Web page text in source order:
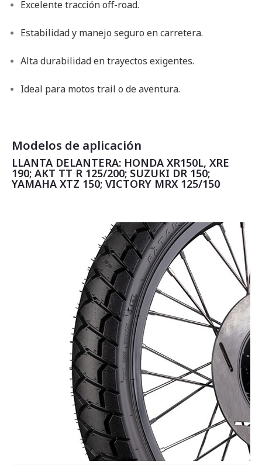
Excelente tracción off-road.
Estabilidad y manejo seguro en carretera.
Alta durabilidad en trayectos exigentes.
Ideal para motos trail o de aventura.
Modelos de aplicación
LLANTA DELANTERA: HONDA XR150L, XRE
190; AKT TT R 125/200; SUZUKI DR 150;
YAMAHA XTZ 150; VICTORY MRX 125/150